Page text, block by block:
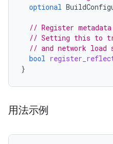
optional
// Register
// Setting this to
// and network
bool
}
用法示例